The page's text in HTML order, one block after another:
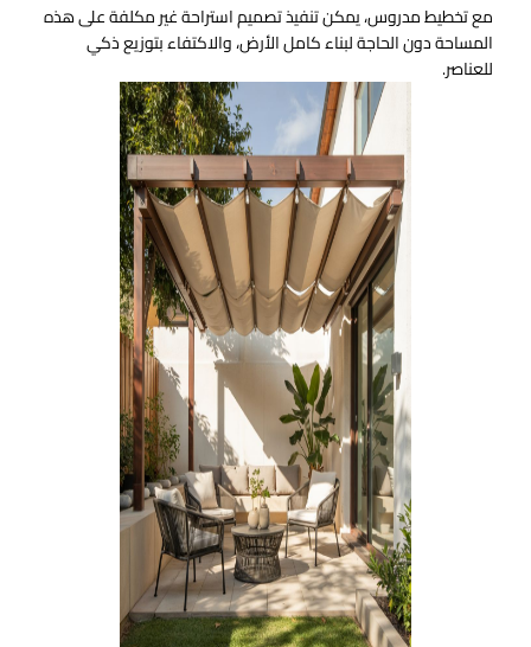
مع تخطيط مدروس، يمكن تنفيذ تصميم استراحة غير مكلفة على هذه
المساحة دون الحاجة لبناء كامل الأرض، والاكتفاء بتوزيع ذكي
للعناصر.